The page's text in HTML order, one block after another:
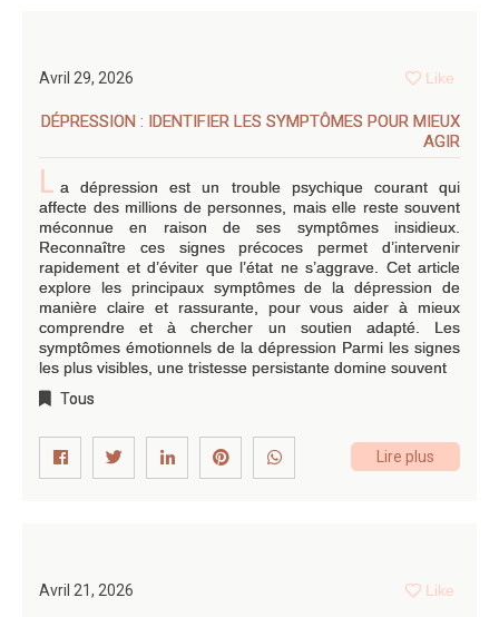
Avril 29, 2026 Like
DÉPRESSION : IDENTIFIER LES SYMPTÔMES POUR MIEUX
AGIR
L a dépression est un trouble psychique courant qui
affecte des millions de personnes, mais elle reste souvent
méconnue en raison de ses symptômes insidieux.
Reconnaître ces signes précoces permet d’intervenir
rapidement et d’éviter que l’état ne s’aggrave. Cet article
explore les principaux symptômes de la dépression de
manière claire et rassurante, pour vous aider à mieux
comprendre et à chercher un soutien adapté. Les
symptômes émotionnels de la dépression Parmi les signes
les plus visibles, une tristesse persistante domine souvent
Tous
Lire plus
Avril 21, 2026 Like